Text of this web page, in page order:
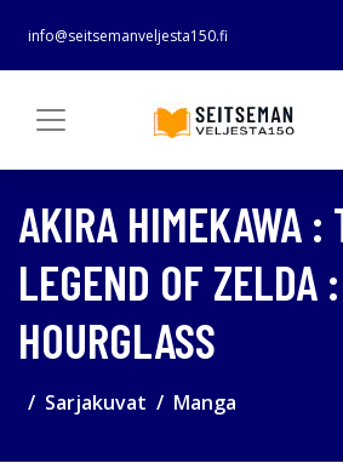
info@seitsemanveljesta150.fi
AKIRA HIMEKAWA :
LEGEND OF ZELDA
HOURGLASS
Sarjakuvat Manga